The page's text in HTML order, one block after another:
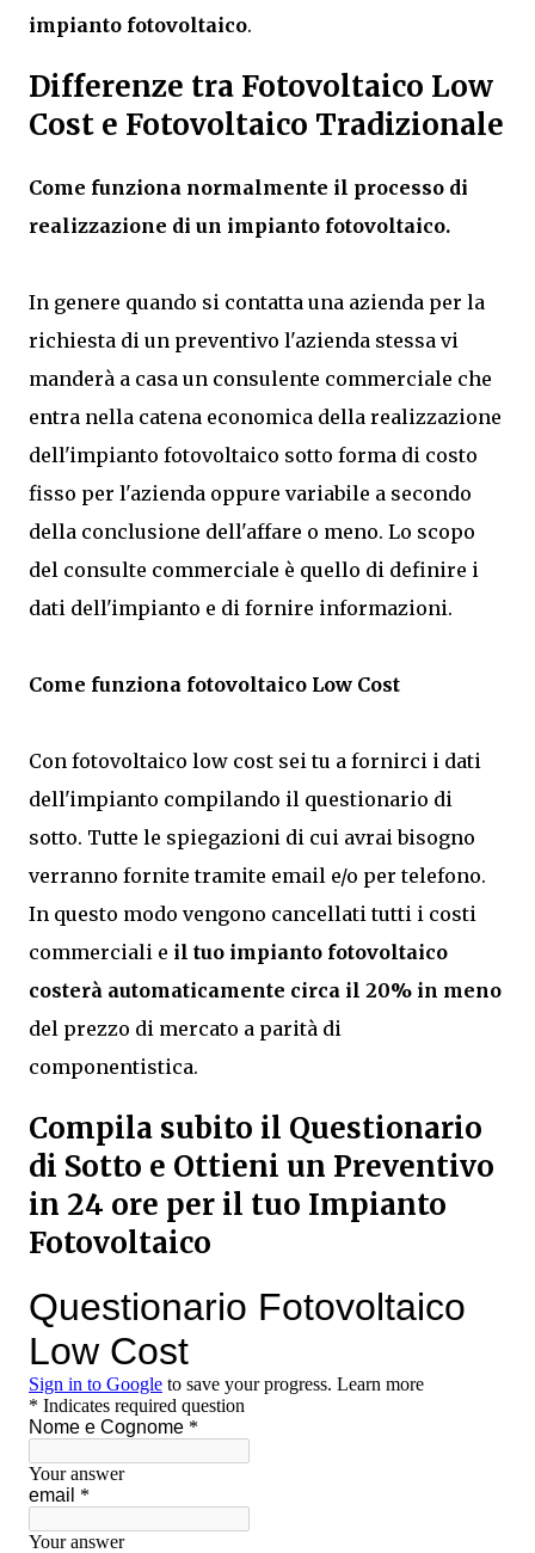
impianto fotovoltaico.
Differenze tra Fotovoltaico Low
Cost e Fotovoltaico Tradizionale
Come funziona normalmente il processo di
realizzazione di un impianto fotovoltaico.
In genere quando si contatta una azienda per la
richiesta di un preventivo l'azienda stessa vi
manderà a casa un consulente commerciale che
entra nella catena economica della realizzazione
dell'impianto fotovoltaico sotto forma di costo
fisso per l'azienda oppure variabile a secondo
della conclusione dell'affare o meno. Lo scopo
del consulte commerciale è quello di definire i
dati dell'impianto e di fornire informazioni.
Come funziona fotovoltaico Low Cost
Con fotovoltaico low cost sei tu a fornirci i dati
dell'impianto compilando il questionario di
sotto. Tutte le spiegazioni di cui avrai bisogno
verranno fornite tramite email e/o per telefono.
In questo modo vengono cancellati tutti i costi
commerciali e il tuo impianto fotovoltaico
costerà automaticamente circa il 20% in meno
del prezzo di mercato a parità di
componentistica.
Compila subito il Questionario
di Sotto e Ottieni un Preventivo
in 24 ore per il tuo Impianto
Fotovoltaico